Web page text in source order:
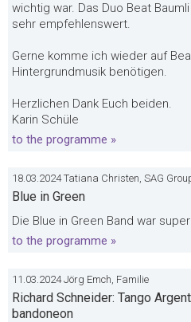
wichtig war. Das Duo Beat
sehr empfehlenswert.
Gerne komme ich wieder auf
Hintergrundmusik benötigen.
Herzlichen Dank Euch beiden.
Karin Schüle
to the programme »
18.03.2024 Tatiana Christen, SAG
Blue in Green
Die Blue in Green Band war
to the programme »
11.03.2024 Jörg Emch, Familie
Richard Schneider: Tango
bandoneon